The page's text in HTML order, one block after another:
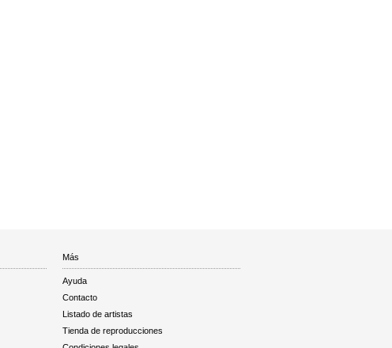
Más
Ayuda
Contacto
Listado de artistas
Tienda de reproducciones